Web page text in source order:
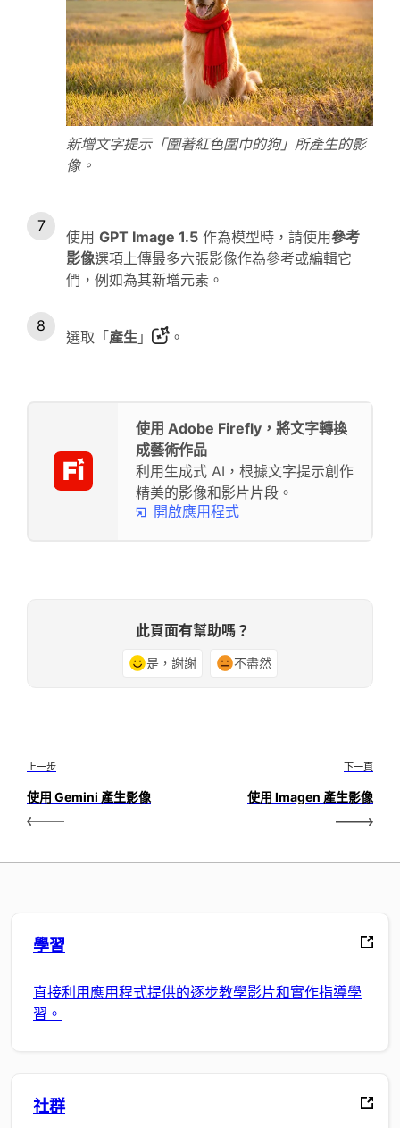
新增文字提示「圍著紅色圍巾的狗」所產生的影
像。
使用 GPT Image 1.5 作為模型時，請使用參考
影像選項上傳最多六張影像作為參考或編輯它
們，例如為其新增元素。
選取「產生 」 。
使用 Adobe Firefly，將文字轉換
成藝術作品
利用生成式 AI，根據文字提示創作
精美的影像和影片片段。
開啟應用程式
此頁面有幫助嗎？
是，謝謝 不盡然
上一步
使用 Gemini 產生影像
下一頁
使用 Imagen 產生影像
學習
直接利用應用程式提供的逐步教學影片和實作指導學
習。
社群